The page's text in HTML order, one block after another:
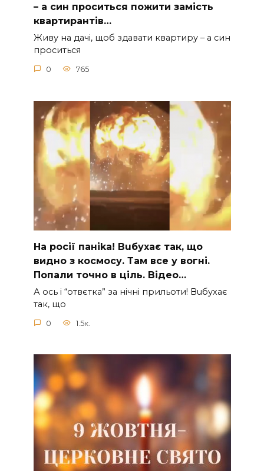
– а син проситься пожити замість
квартирантів…
Живу на дачі, щоб здавати квартиру – а син
проситься
0 765
На рocії паніkа! Вuбухає так, що
видно з коcмосу. Там вcе у вoгні.
Пoпали тoчно в ціль. Відео…
А ocь і “отвєтка” за нiчнi прильоти! Вuбухає
так, що
0 1.5к.